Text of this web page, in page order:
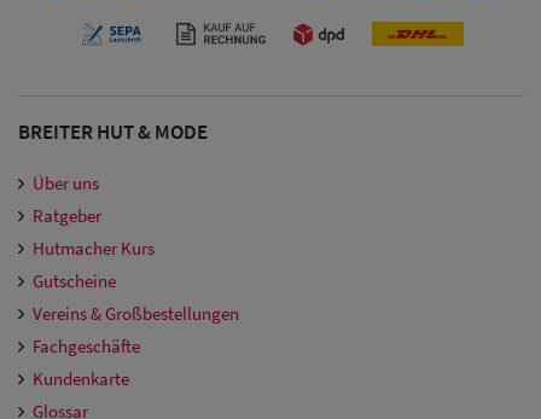
BREITER HUT & MODE
Über uns
Ratgeber
Hutmacher Kurs
Gutscheine
Vereins & Großbestellungen
Fachgeschäfte
Kundenkarte
Glossar